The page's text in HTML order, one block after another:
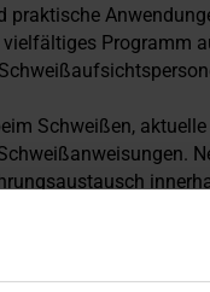
Programm
Schweißen,
und zur